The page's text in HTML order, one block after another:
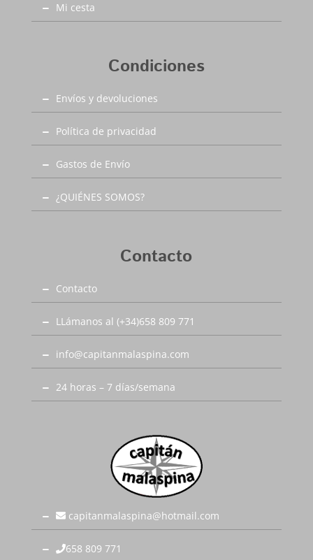
Mi cesta
Condiciones
Envíos y devoluciones
Política de privacidad
Gastos de Envío
¿QUIÉNES SOMOS?
Contacto
Contacto
LLámanos al (+34)658 809 771
info@capitanmalaspina.com
24 horas – 7 días/semana
capitanmalaspina@hotmail.com
658 809 771